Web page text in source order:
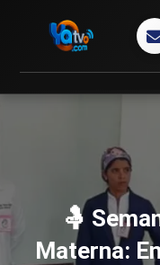
🤱
Materna: